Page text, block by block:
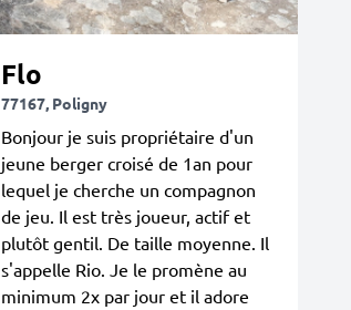
Flo
77167, Poligny
Bonjour je suis propriétaire d'un
jeune berger croisé de 1an pour
lequel je cherche un compagnon
de jeu. Il est très joueur, actif et
plutôt gentil. De taille moyenne. Il
s'appelle Rio. Je le promène au
minimum 2x par jour et il adore